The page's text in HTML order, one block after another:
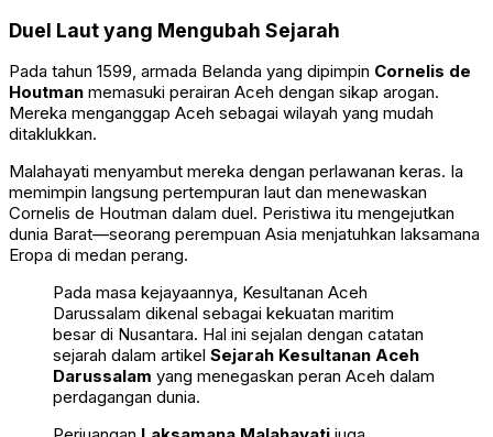
Duel Laut yang Mengubah Sejarah
Pada tahun 1599, armada Belanda yang dipimpin Cornelis de
Houtman memasuki perairan Aceh dengan sikap arogan.
Mereka menganggap Aceh sebagai wilayah yang mudah
ditaklukkan.
Malahayati menyambut mereka dengan perlawanan keras. Ia
memimpin langsung pertempuran laut dan menewaskan
Cornelis de Houtman dalam duel. Peristiwa itu mengejutkan
dunia Barat—seorang perempuan Asia menjatuhkan laksamana
Eropa di medan perang.
Pada masa kejayaannya, Kesultanan Aceh
Darussalam dikenal sebagai kekuatan maritim
besar di Nusantara. Hal ini sejalan dengan catatan
sejarah dalam artikel Sejarah Kesultanan Aceh
Darussalam yang menegaskan peran Aceh dalam
perdagangan dunia.